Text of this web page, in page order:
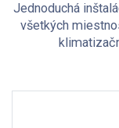
Jednoduchá
všetkých